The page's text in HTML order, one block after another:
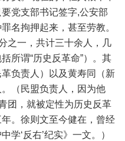
党支部书记签字,公安部
名拘押起来，甚至劳教。
之一，共计三十余人，几
所谓“历史反革命”）。其
负责人）以及黄寿同（新
（民盟负责人，因为他
团，就被定性为历史反革
。徐则文至今健在，曾经
学‘反右’纪实》一文。）